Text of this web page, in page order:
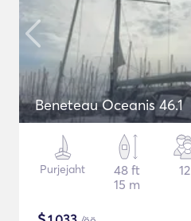
Beneteau Oceanis 46.1
Purjejaht
48 ft
15 m
12